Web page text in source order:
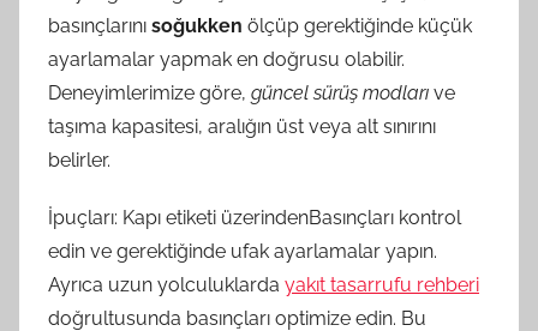
basınçlarını soğukken ölçüp gerektiğinde küçük
ayarlamalar yapmak en doğrusu olabilir.
Deneyimlerimize göre, güncel sürüş modları ve
taşıma kapasitesi, aralığın üst veya alt sınırını
belirler.
İpuçları: Kapı etiketi üzerindenBasınçları kontrol
edin ve gerektiğinde ufak ayarlamalar yapın.
Ayrıca uzun yolculuklarda yakıt tasarrufu rehberi
doğrultusunda basınçları optimize edin. Bu